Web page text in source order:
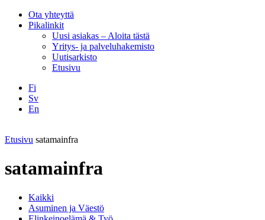
Ota yhteyttä
Pikalinkit
Uusi asiakas – Aloita tästä
Yritys- ja palveluhakemisto
Uutisarkisto
Etusivu
Fi
Sv
En
Etusivu satamainfra
satamainfra
Kaikki
Asuminen ja Väestö